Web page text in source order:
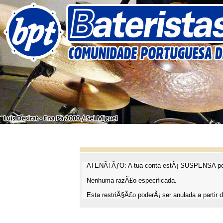
ATENÃ‡ÃƒO: A tua conta estÃ¡ SUSPENSA
Nenhuma razÃ£o especificada.
Esta restriÃ§Ã£o poderÃ¡ ser anulada a partir